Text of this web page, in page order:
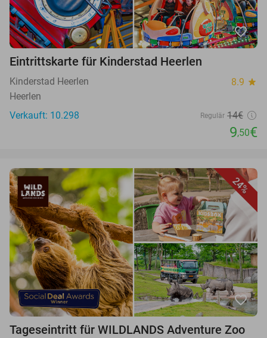
favorite_border
Eintrittskarte für Kinderstad Heerlen
Kinderstad Heerlen 8.9 star
Heerlen
Verkauft: 10.298
Regulär 14€
9,50€
24%
favorite_border
Tageseintritt für WILDLANDS Adventure Zoo